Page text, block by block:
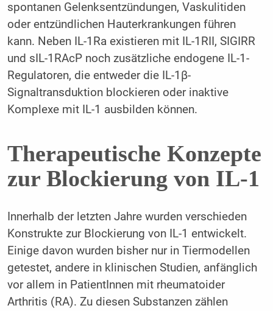
spontanen Gelenksentzündungen, Vaskulitiden
oder entzündlichen Hauterkrankungen führen
kann. Neben IL-1Ra existieren mit IL-1RII, SIGIRR
und sIL-1RAcP noch zusätzliche endogene IL-1-
Regulatoren, die entweder die IL-1β-
Signaltransduktion blockieren oder inaktive
Komplexe mit IL-1 ausbilden können.
Therapeutische Konzepte
zur Blockierung von IL-1
Innerhalb der letzten Jahre wurden verschieden
Konstrukte zur Blockierung von IL-1 entwickelt.
Einige davon wurden bisher nur in Tiermodellen
getestet, andere in klinischen Studien, anfänglich
vor allem in PatientInnen mit rheumatoider
Arthritis (RA). Zu diesen Substanzen zählen